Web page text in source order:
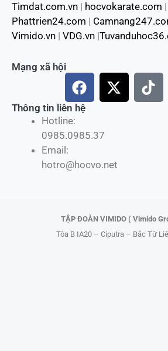
Timdat.com.vn | hocvokarate.com |
Phattrien24.com |
Vimido.vn | VDG.vn |
Hotline:
0985.0985.37
Email:
hotro@hocvo.net
Mạng xã hội
F
a
c
b
o
X
-
t
T
i
Thông tin liên hệ
TẬP ĐOÀN VIMIDO ( Vimido
Tòa B IA20 – Ciputra – Bắc Từ